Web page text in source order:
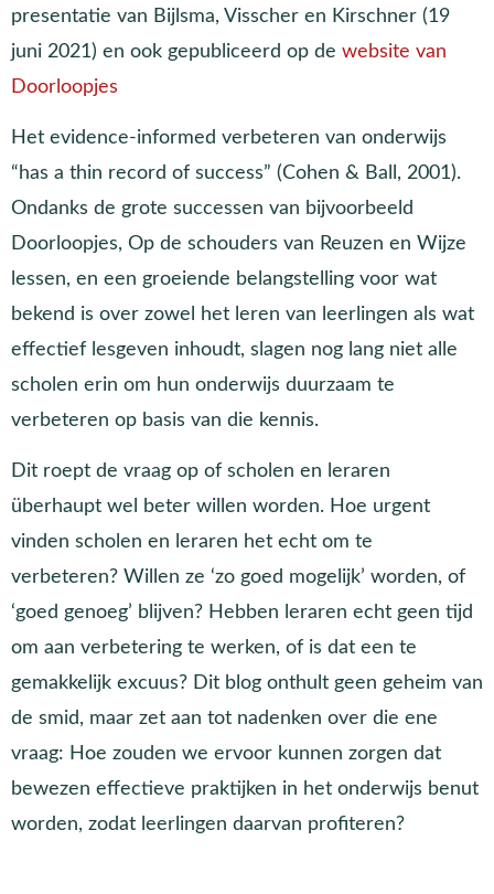
presentatie van Bijlsma, Visscher en Kirschner (19
juni 2021) en ook gepubliceerd op de website van
Doorloopjes
Het evidence-informed verbeteren van onderwijs
“has a thin record of success” (Cohen & Ball, 2001).
Ondanks de grote successen van bijvoorbeeld
Doorloopjes, Op de schouders van Reuzen en Wijze
lessen, en een groeiende belangstelling voor wat
bekend is over zowel het leren van leerlingen als wat
effectief lesgeven inhoudt, slagen nog lang niet alle
scholen erin om hun onderwijs duurzaam te
verbeteren op basis van die kennis.
Dit roept de vraag op of scholen en leraren
überhaupt wel beter willen worden. Hoe urgent
vinden scholen en leraren het echt om te
verbeteren? Willen ze ‘zo goed mogelijk’ worden, of
‘goed genoeg’ blijven? Hebben leraren echt geen tijd
om aan verbetering te werken, of is dat een te
gemakkelijk excuus? Dit blog onthult geen geheim van
de smid, maar zet aan tot nadenken over die ene
vraag: Hoe zouden we ervoor kunnen zorgen dat
bewezen effectieve praktijken in het onderwijs benut
worden, zodat leerlingen daarvan profiteren?